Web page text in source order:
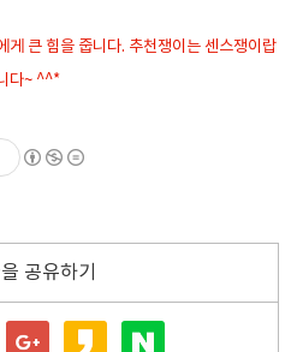
큰 힘을 줍니다. 추천쟁이는 센스쟁이랍
다~ ^^*
공유하기